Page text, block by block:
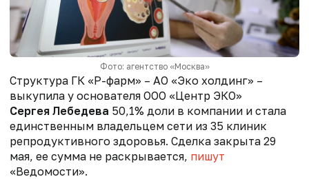
Фото: агентство «Москва»
Структура ГК «Р-фарм» – АО «Эко холдинг» –
выкупила у основателя ООО «Центр ЭКО»
Сергея Лебедева 50,1% доли в компании и стала
единственным владельцем сети из 35 клиник
репродуктивного здоровья. Сделка закрыта 29
мая, ее сумма не раскрывается, пишут
«Ведомости».